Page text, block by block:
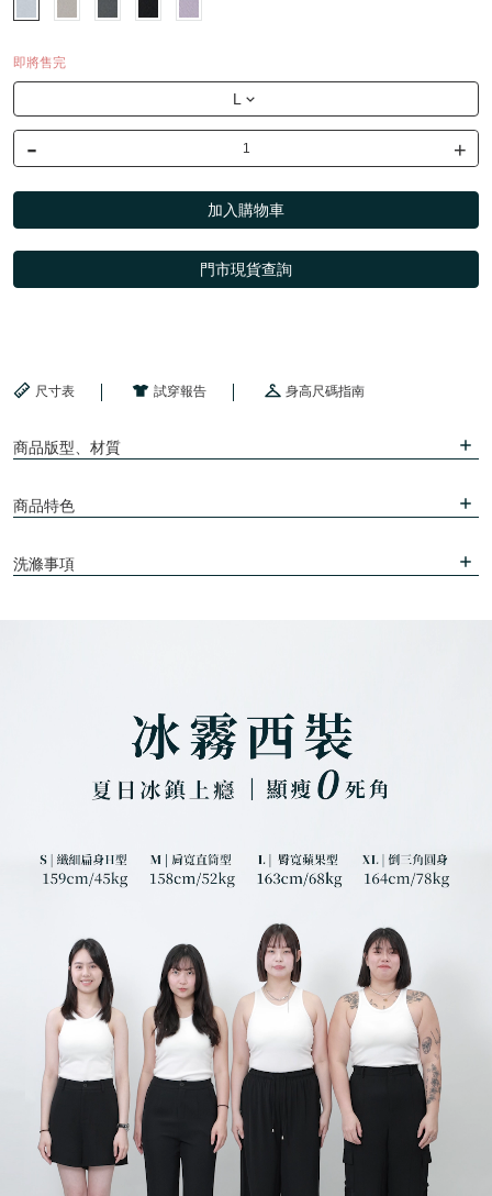
即將售完
L
- +
加入購物車
門市現貨查詢
尺寸表 試穿報告 身高尺碼指南
商品版型、材質
商品特色
洗滌事項